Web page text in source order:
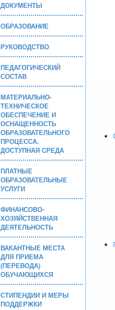
ДОКУМЕНТЫ
ОБРАЗОВАНИЕ
РУКОВОДСТВО
ПЕДАГОГИЧЕСКИЙ
СОСТАВ
МАТЕРИАЛЬНО-
ТЕХНИЧЕСКОЕ
ОБЕСПЕЧЕНИЕ И
ОСНАЩЕННОСТЬ
ОБРАЗОВАТЕЛЬНОГО
ПРОЦЕССА.
ДОСТУПНАЯ СРЕДА
ПЛАТНЫЕ
ОБРАЗОВАТЕЛЬНЫЕ
УСЛУГИ
ФИНАНСОВО-
ХОЗЯЙСТВЕННАЯ
ДЕЯТЕЛЬНОСТЬ
ВАКАНТНЫЕ МЕСТА
ДЛЯ ПРИЕМА
(ПЕРЕВОДА)
ОБУЧАЮЩИХСЯ
СТИПЕНДИИ И МЕРЫ
ПОДДЕРЖКИ